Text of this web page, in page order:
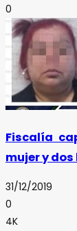
0
Fiscalía
mujer y
31/12/2019
0
4K